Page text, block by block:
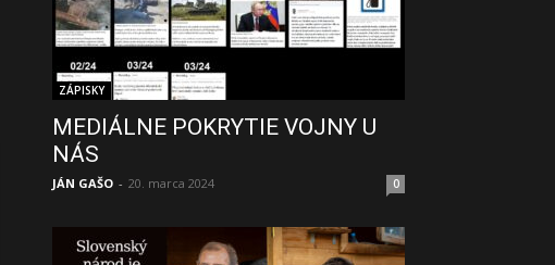
ZÁPISKY
MEDIÁLNE POKRYTIE VOJNY U
NÁS
JÁN GAŠO - 20. marca 2024 0